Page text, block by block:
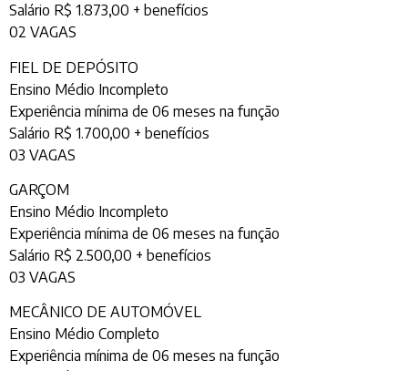
Salário R$ 1.873,00 + benefícios
02 VAGAS
FIEL DE DEPÓSITO
Ensino Médio Incompleto
Experiência mínima de 06 meses na função
Salário R$ 1.700,00 + benefícios
03 VAGAS
GARÇOM
Ensino Médio Incompleto
Experiência mínima de 06 meses na função
Salário R$ 2.500,00 + benefícios
03 VAGAS
MECÂNICO DE AUTOMÓVEL
Ensino Médio Completo
Experiência mínima de 06 meses na função